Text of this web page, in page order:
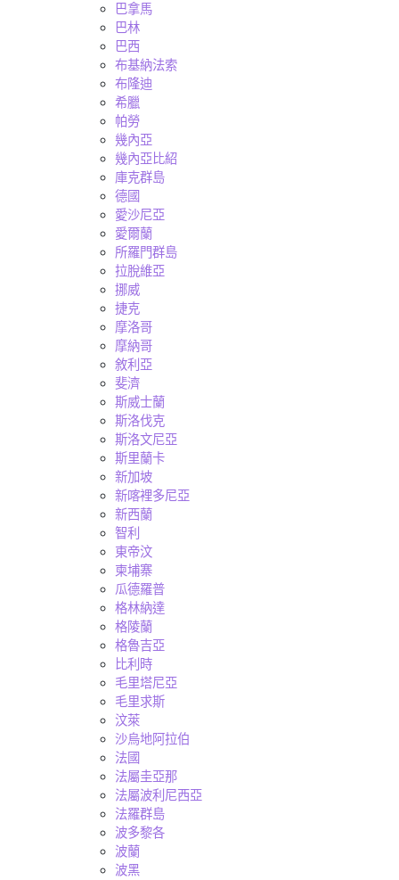
巴拿馬
巴林
巴西
布基納法索
布隆迪
希臘
帕勞
幾內亞
幾內亞比紹
庫克群島
德國
愛沙尼亞
愛爾蘭
所羅門群島
拉脫維亞
挪威
捷克
摩洛哥
摩納哥
敘利亞
斐濟
斯威士蘭
斯洛伐克
斯洛文尼亞
斯里蘭卡
新加坡
新喀裡多尼亞
新西蘭
智利
東帝汶
柬埔寨
瓜德羅普
格林納達
格陵蘭
格魯吉亞
比利時
毛里塔尼亞
毛里求斯
汶萊
沙烏地阿拉伯
法國
法屬圭亞那
法屬波利尼西亞
法羅群島
波多黎各
波蘭
波黑